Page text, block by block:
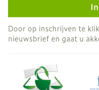
Door op inschrijven te
nieuwsbrief en gaat u